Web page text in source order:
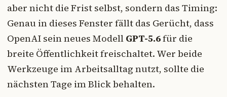
aber nicht die Frist selbst, sondern das Timing:
Genau in dieses Fenster fällt das Gerücht, dass
OpenAI sein neues Modell GPT-5.6für die
breite Öffentlichkeit freischaltet. Wer beide
Werkzeuge im Arbeitsalltag nutzt, sollte die
nächsten Tage im Blick behalten.